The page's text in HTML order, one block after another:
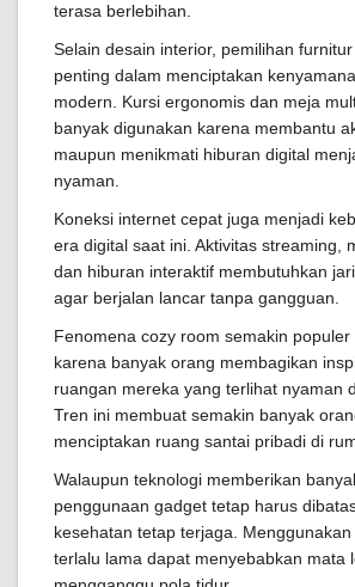
terasa berlebihan.
Selain desain interior, pemilihan
penting dalam menciptakan
modern. Kursi ergonomis dan meja
banyak digunakan karena membantu
maupun menikmati hiburan digital
nyaman.
Koneksi internet cepat juga menjadi
era digital saat ini. Aktivitas streaming,
dan hiburan interaktif membutuhkan
agar berjalan lancar tanpa gangguan.
Fenomena cozy room semakin
karena banyak orang membagikan
ruangan mereka yang terlihat nyaman
Tren ini membuat semakin banyak
menciptakan ruang santai pribadi di
Walaupun teknologi memberikan
penggunaan gadget tetap harus
kesehatan tetap terjaga.
terlalu lama dapat menyebabkan mata